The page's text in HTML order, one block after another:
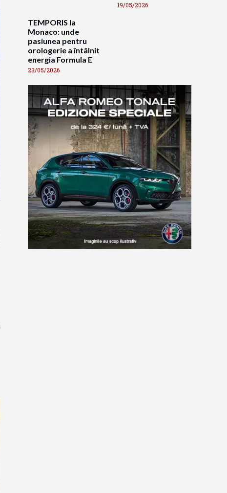
TEMPORIS la
Monaco: unde
pasiunea pentru
orologerie a întâlnit
energia Formula E
23/05/2026
19/05/2026